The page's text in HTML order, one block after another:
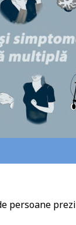
persoane